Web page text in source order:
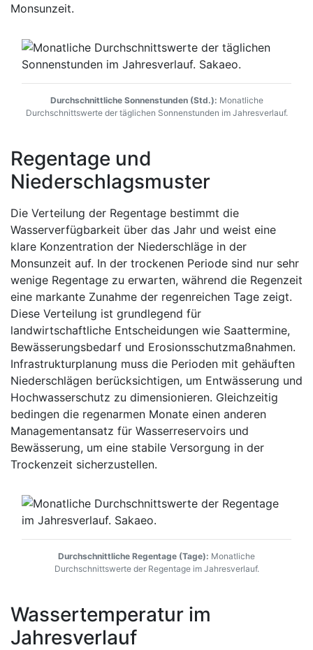
Monsunzeit.
Durchschnittliche Sonnenstunden (Std.): Monatliche
Durchschnittswerte der täglichen Sonnenstunden im Jahresverlauf.
Regentage und
Niederschlagsmuster
Die Verteilung der Regentage bestimmt die
Wasserverfügbarkeit über das Jahr und weist eine
klare Konzentration der Niederschläge in der
Monsunzeit auf. In der trockenen Periode sind nur sehr
wenige Regentage zu erwarten, während die Regenzeit
eine markante Zunahme der regenreichen Tage zeigt.
Diese Verteilung ist grundlegend für
landwirtschaftliche Entscheidungen wie Saattermine,
Bewässerungsbedarf und Erosionsschutzmaßnahmen.
Infrastrukturplanung muss die Perioden mit gehäuften
Niederschlägen berücksichtigen, um Entwässerung und
Hochwasserschutz zu dimensionieren. Gleichzeitig
bedingen die regenarmen Monate einen anderen
Managementansatz für Wasserreservoirs und
Bewässerung, um eine stabile Versorgung in der
Trockenzeit sicherzustellen.
Durchschnittliche Regentage (Tage): Monatliche
Durchschnittswerte der Regentage im Jahresverlauf.
Wassertemperatur im
Jahresverlauf